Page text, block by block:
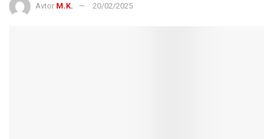
Avtor M.K. 20/02/2025